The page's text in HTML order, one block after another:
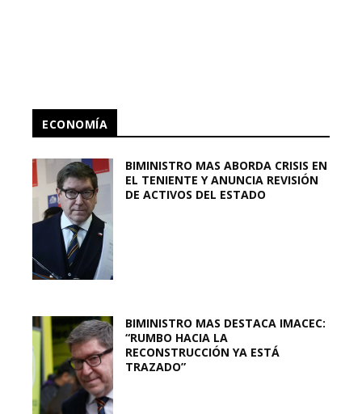
ECONOMÍA
BIMINISTRO MAS ABORDA CRISIS EN
EL TENIENTE Y ANUNCIA REVISIÓN
DE ACTIVOS DEL ESTADO
BIMINISTRO MAS DESTACA IMACEC:
“RUMBO HACIA LA
RECONSTRUCCIÓN YA ESTÁ
TRAZADO”